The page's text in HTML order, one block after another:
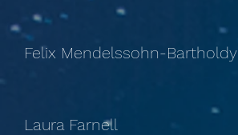
Felix Mendelssohn-Bartholdy
Laura Farnell